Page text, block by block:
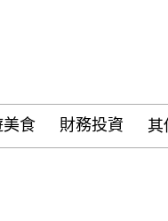
美食 財務投資 其